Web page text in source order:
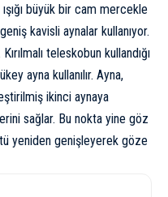
büyük bir cam mercekle
kavisli aynalar kullanıyor.
teleskobun kullandığı
ayna kullanılır. Ayna,
ikinci aynaya
sağlar. Bu nokta yine göz
yeniden genişleyerek göze